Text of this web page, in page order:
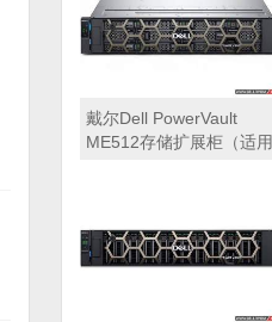
存储扩展）
戴尔Dell PowerVault
ME512存储扩展柜（适用